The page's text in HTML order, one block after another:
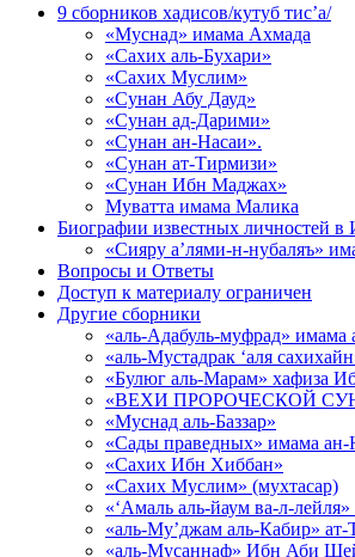
9 сборников хадисов/кутуб тис’а/
«Муснад» имама Ахмада
«Сахих аль-Бухари»
«Сахих Муслим»
«Сунан Абу Дауд»
«Сунан ад-Дарими»
«Сунан ан-Насаи».
«Сунан ат-Тирмизи»
«Сунан Ибн Маджах»
Муватта имама Малика
Биографии известных личностей в
«Сияру а’лями-н-нубаляъ»
Вопросы и Ответы
Доступ к материалу ограничен
Другие сборники
«аль-Адабуль-муфрад» имама
«аль-Мустадрак ‘аля
«Булюг аль-Марам» хафиза
«ВЕХИ ПРОРОЧЕСКОЙ
«Муснад аль-Баззар»
«Сады праведных» имама ан-
«Сахих Ибн Хиббан»
«Сахих Муслим» (мухтасар)
«‘Амаль аль-йаум ва-л-
«аль-Му’джам аль-Кабир» ат-
«аль-Мусаннаф» Ибн Аби